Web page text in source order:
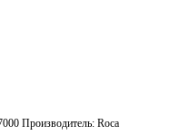
Производитель: Roca